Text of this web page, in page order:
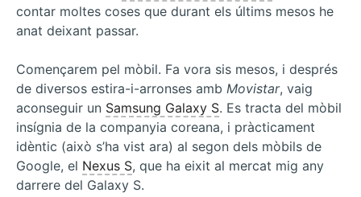
contar moltes coses que durant els últims mesos he
anat deixant passar.
Començarem pel mòbil. Fa vora sis mesos, i després
de diversos estira-i-arronses amb Movistar, vaig
aconseguir un Samsung Galaxy S. Es tracta del mòbil
insígnia de la companyia coreana, i pràcticament
idèntic (això s’ha vist ara) al segon dels mòbils de
Google, el Nexus S, que ha eixit al mercat mig any
darrere del Galaxy S.